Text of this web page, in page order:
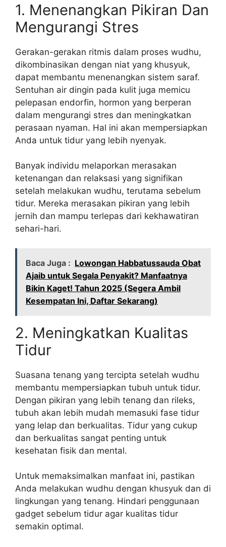
1. Menenangkan Pikiran Dan
Mengurangi Stres
Gerakan-gerakan ritmis dalam proses wudhu,
dikombinasikan dengan niat yang khusyuk,
dapat membantu menenangkan sistem saraf.
Sentuhan air dingin pada kulit juga memicu
pelepasan endorfin, hormon yang berperan
dalam mengurangi stres dan meningkatkan
perasaan nyaman. Hal ini akan mempersiapkan
Anda untuk tidur yang lebih nyenyak.
Banyak individu melaporkan merasakan
ketenangan dan relaksasi yang signifikan
setelah melakukan wudhu, terutama sebelum
tidur. Mereka merasakan pikiran yang lebih
jernih dan mampu terlepas dari kekhawatiran
sehari-hari.
Baca Juga : Lowongan Habbatussauda Obat
Ajaib untuk Segala Penyakit? Manfaatnya
Bikin Kaget! Tahun 2025 (Segera Ambil
Kesempatan Ini, Daftar Sekarang)
2. Meningkatkan Kualitas
Tidur
Suasana tenang yang tercipta setelah wudhu
membantu mempersiapkan tubuh untuk tidur.
Dengan pikiran yang lebih tenang dan rileks,
tubuh akan lebih mudah memasuki fase tidur
yang lelap dan berkualitas. Tidur yang cukup
dan berkualitas sangat penting untuk
kesehatan fisik dan mental.
Untuk memaksimalkan manfaat ini, pastikan
Anda melakukan wudhu dengan khusyuk dan di
lingkungan yang tenang. Hindari penggunaan
gadget sebelum tidur agar kualitas tidur
semakin optimal.